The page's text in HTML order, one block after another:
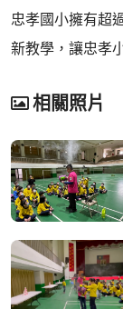
忠孝國小擁有超
新教學，讓忠孝
相關照片